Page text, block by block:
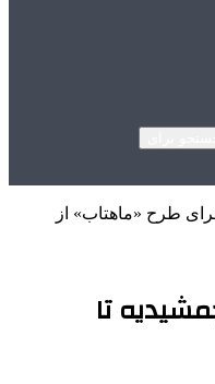
طرح «ماهتاب» از
تا